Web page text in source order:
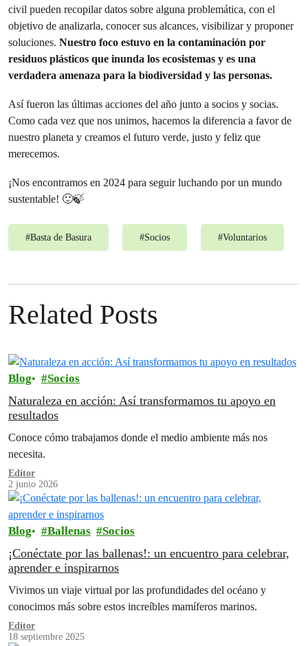
civil pueden recopilar datos sobre alguna problemática, con el
objetivo de analizarla, conocer sus alcances, visibilizar y proponer
soluciones. Nuestro foco estuvo en la contaminación por
residuos plásticos que inunda los ecosistemas y es una
verdadera amenaza para la biodiversidad y las personas.
Así fueron las últimas acciones del año junto a socios y socias.
Como cada vez que nos unimos, hacemos la diferencia a favor de
nuestro planeta y creamos el futuro verde, justo y feliz que
merecemos.
¡Nos encontramos en 2024 para seguir luchando por un mundo
sustentable! 🙂🍃
#Basta de Basura #Socios #Voluntarios
Related Posts
Blog Socios
Naturaleza en acción: Así transformamos tu apoyo en
resultados
Conoce cómo trabajamos donde el medio ambiente más nos
necesita.
Editor
2 junio 2026
Blog Ballenas Socios
¡Conéctate por las ballenas!: un encuentro para celebrar,
aprender e inspirarnos
Vivimos un viaje virtual por las profundidades del océano y
conocimos más sobre estos increíbles mamíferos marinos.
Editor
18 septiembre 2025